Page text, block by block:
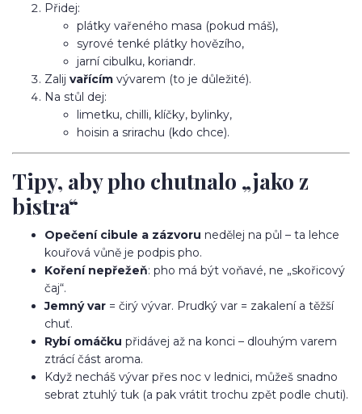
Přidej:
plátky vařeného masa (pokud máš),
syrové tenké plátky hovězího,
jarní cibulku, koriandr.
Zalij vařícím vývarem (to je důležité).
Na stůl dej:
limetku, chilli, klíčky, bylinky,
hoisin a srirachu (kdo chce).
Tipy, aby pho chutnalo „jako z
bistra“
Opečení cibule a zázvoru nedělej na půl – ta lehce
kouřová vůně je podpis pho.
Koření nepřežeň: pho má být voňavé, ne „skořicový
čaj“.
Jemný var = čirý vývar. Prudký var = zakalení a těžší
chuť.
Rybí omáčku přidávej až na konci – dlouhým varem
ztrácí část aroma.
Když necháš vývar přes noc v lednici, můžeš snadno
sebrat ztuhlý tuk (a pak vrátit trochu zpět podle chuti).